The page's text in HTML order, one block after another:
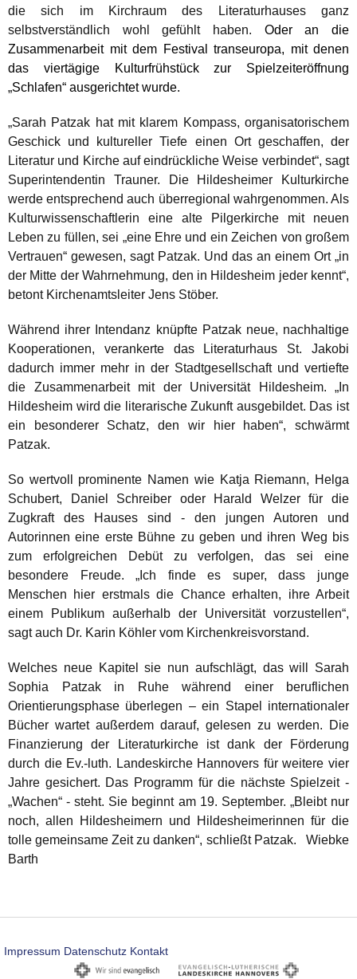
die sich im Kirchraum des Literaturhauses ganz
selbstverständlich wohl gefühlt haben. Oder an die
Zusammenarbeit mit dem Festival transeuropa, mit denen
das viertägige Kulturfrühstück zur Spielzeiteröffnung
„Schlafen“ ausgerichtet wurde.
„Sarah Patzak hat mit klarem Kompass, organisatorischem
Geschick und kultureller Tiefe einen Ort geschaffen, der
Literatur und Kirche auf eindrückliche Weise verbindet“, sagt
Superintendentin Trauner. Die Hildesheimer Kulturkirche
werde entsprechend auch überregional wahrgenommen. Als
Kulturwissenschaftlerin eine alte Pilgerkirche mit neuen
Leben zu füllen, sei „eine Ehre und ein Zeichen von großem
Vertrauen“ gewesen, sagt Patzak. Und das an einem Ort „in
der Mitte der Wahrnehmung, den in Hildesheim jeder kennt“,
betont Kirchenamtsleiter Jens Stöber.
Während ihrer Intendanz knüpfte Patzak neue, nachhaltige
Kooperationen, verankerte das Literaturhaus St. Jakobi
dadurch immer mehr in der Stadtgesellschaft und vertiefte
die Zusammenarbeit mit der Universität Hildesheim. „In
Hildesheim wird die literarische Zukunft ausgebildet. Das ist
ein besonderer Schatz, den wir hier haben“, schwärmt
Patzak.
So wertvoll prominente Namen wie Katja Riemann, Helga
Schubert, Daniel Schreiber oder Harald Welzer für die
Zugkraft des Hauses sind - den jungen Autoren und
Autorinnen eine erste Bühne zu geben und ihren Weg bis
zum erfolgreichen Debüt zu verfolgen, das sei eine
besondere Freude. „Ich finde es super, dass junge
Menschen hier erstmals die Chance erhalten, ihre Arbeit
einem Publikum außerhalb der Universität vorzustellen“,
sagt auch Dr. Karin Köhler vom Kirchenkreisvorstand.
Welches neue Kapitel sie nun aufschlägt, das will Sarah
Sophia Patzak in Ruhe während einer beruflichen
Orientierungsphase überlegen – ein Stapel internationaler
Bücher wartet außerdem darauf, gelesen zu werden. Die
Finanzierung der Literaturkirche ist dank der Förderung
durch die Ev.-luth. Landeskirche Hannovers für weitere vier
Jahre gesichert. Das Programm für die nächste Spielzeit -
„Wachen“ - steht. Sie beginnt am 19. September. „Bleibt nur
noch, allen Hildesheimern und Hildesheimerinnen für die
tolle gemeinsame Zeit zu danken“, schließt Patzak. Wiebke
Barth
Impressum Datenschutz Kontakt